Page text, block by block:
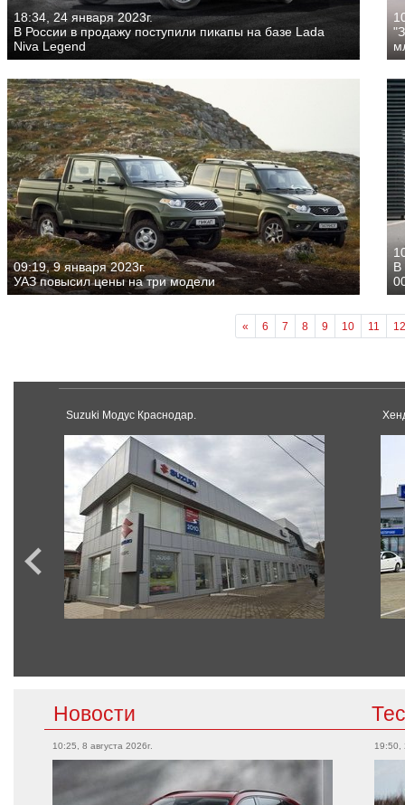
18:34, 24 января 2023г.
В России в продажу поступили пикапы на базе Lada
Niva Legend
09:19, 9 января 2023г.
УАЗ повысил цены на три модели
В
« 6 7 8 9 10 11 12
Suzuki Модус Краснодар.
Новости
10:25, 8 августа 2026г. 19:50,